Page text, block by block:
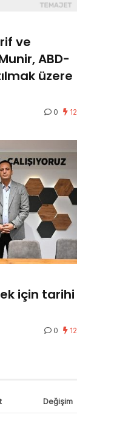
ve
ABD-
üzere
0 12
için tarihi
0 12
Değişim